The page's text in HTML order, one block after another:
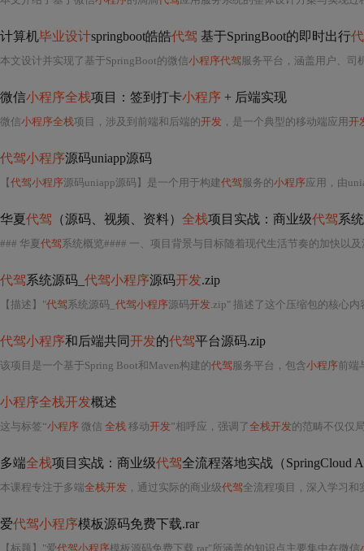
计算机毕业设计springboot皓皓代驾 基于SpringBoot的即时出行
本文设计并实现了基于SpringBoot的微信小程序代驾 服务平台，涵盖用户、司机、管理员三端功能
微信小程序全栈项目：签到打卡小程序 + 后端实现
微信小程序全栈项目，涉及到前端和后端的开发 ，是一个典型的移动端应用开
代驾小程序源码uniapp源码
【代驾小程序源码uniapp源码】是一个用于构建代驾 服务的小程序应用，由
华夏代驾 （源码、视频、资料） 全栈项目实战：商业级代驾系统
### 华夏代驾系统概览#### 一、项目背景与目标随着现代生活节奏的加快以
代驾系统源码_ 代驾小程序源码开发.zip
【描述】"代驾系统源码_ 代驾小程序源码开发.zip" 描述了这个压缩包的核心
代驾小程序和后端共同开发的代驾平台源码.zip
该项目是一个基于Spring Boot和Maven构建的代驾 服务平台，包含小程序前端与后端
小程序全栈开发概述
这与标签“小程序 微信 全栈 移动开发”相呼应，强调了全栈开发的范畴不仅仅局限于前端
多端全栈项目实战：商业级代驾全流程落地实战（SpringCloud
本课程专注于多端全栈开发 ，通过实际的商业级代驾全流程项目，深入学习和
爱代驾小程序模板源码免费下载.rar
【标题】"爱代驾小程序模板源码免费下载.rar"所涵盖的知识点主要集中在微信